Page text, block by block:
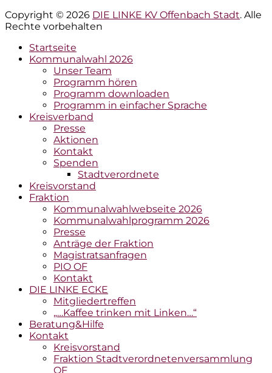
Copyright © 2026 DIE LINKE KV Offenbach Stadt. Alle
Rechte vorbehalten
Startseite
Kommunalwahl 2026
Unser Team
Programm hören
Programm downloaden
Programm in einfacher Sprache
Kreisverband
Presse
Aktionen
Kontakt
Spenden
Stadtverordnete
Kreisvorstand
Fraktion
Kommunalwahlwebseite 2026
Kommunalwahlprogramm 2026
Presse
Anträge der Fraktion
Magistratsanfragen
PIO OF
Kontakt
DIE LINKE ECKE
Mitgliedertreffen
„…Kaffee trinken mit Linken…“
Beratung&Hilfe
Kontakt
Kreisvorstand
Fraktion Stadtverordnetenversammlung
OF